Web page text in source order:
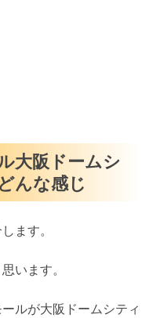
大阪ドームシ
んな感じ
ます。
います。
ルが大阪ドームシティ